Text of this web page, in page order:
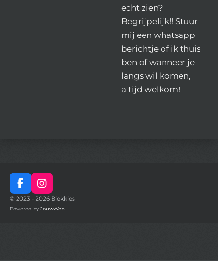
echt zien?
Begrijpelijk!! Stuur
mij een whatsapp
berichtje of ik thuis
ben of wanneer je
langs wil komen,
altijd welkom!
F
a
c
I
n
s
© 2023 - 2026 Biekkies
Powered by JouwWeb